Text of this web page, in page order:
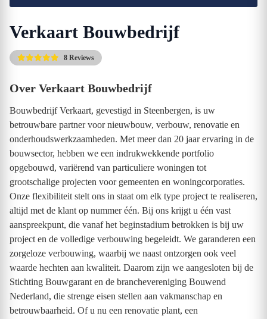
Verkaart Bouwbedrijf
8 Reviews
Over Verkaart Bouwbedrijf
Bouwbedrijf Verkaart, gevestigd in Steenbergen, is uw
betrouwbare partner voor nieuwbouw, verbouw, renovatie en
onderhoudswerkzaamheden. Met meer dan 20 jaar ervaring in de
bouwsector, hebben we een indrukwekkende portfolio
opgebouwd, variërend van particuliere woningen tot
grootschalige projecten voor gemeenten en woningcorporaties.
Onze flexibiliteit stelt ons in staat om elk type project te realiseren,
altijd met de klant op nummer één. Bij ons krijgt u één vast
aanspreekpunt, die vanaf het beginstadium betrokken is bij uw
project en de volledige verbouwing begeleidt. We garanderen een
zorgeloze verbouwing, waarbij we naast ontzorgen ook veel
waarde hechten aan kwaliteit. Daarom zijn we aangesloten bij de
Stichting Bouwgarant en de branchevereniging Bouwend
Nederland, die strenge eisen stellen aan vakmanschap en
betrouwbaarheid. Of u nu een renovatie plant, een